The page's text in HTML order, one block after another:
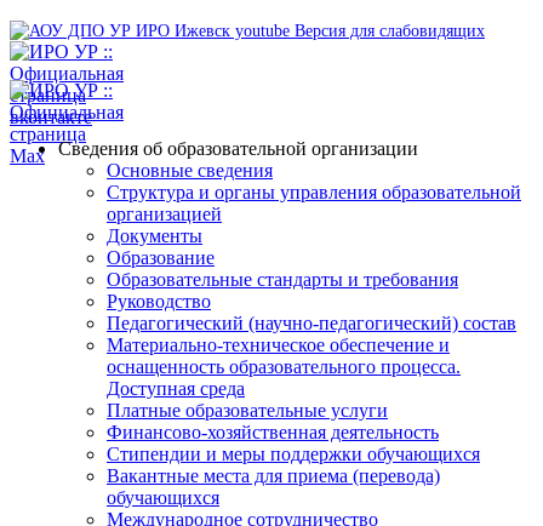
Версия для слабовидящих
Сведения об образовательной организации
Основные сведения
Структура и органы управления образовательной
организацией
Документы
Образование
Образовательные стандарты и требования
Руководство
Педагогический (научно-педагогический) состав
Материально-техническое обеспечение и
оснащенность образовательного процесса.
Доступная среда
Платные образовательные услуги
Финансово-хозяйственная деятельность
Стипендии и меры поддержки обучающихся
Вакантные места для приема (перевода)
обучающихся
Международное сотрудничество